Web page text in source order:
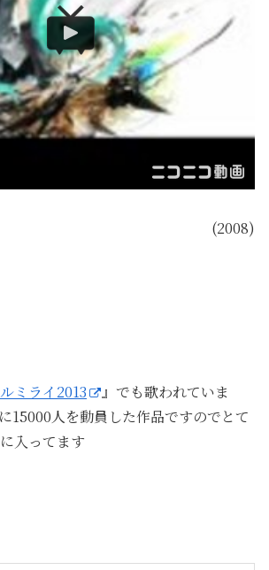
(2008)
ミライ2013
』でも歌われていま
15000人を動員した作品ですのでとて
入ってます